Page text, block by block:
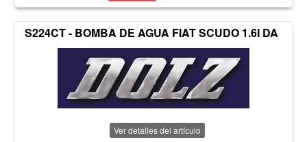
S224CT - BOMBA DE AGUA FIAT SCUDO 1.6I DA
Ver detalles del artículo